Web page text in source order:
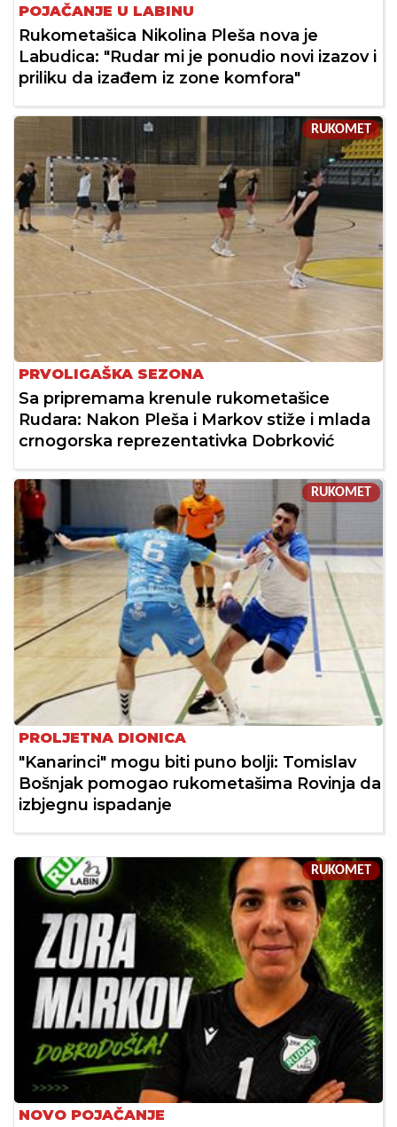
POJAČANJE U LABINU
Rukometašica Nikolina Pleša nova je
Labudica: "Rudar mi je ponudio novi izazov i
priliku da izađem iz zone komfora"
RUKOMET
PRVOLIGAŠKA SEZONA
Sa pripremama krenule rukometašice
Rudara: Nakon Pleša i Markov stiže i mlada
crnogorska reprezentativka Dobrković
RUKOMET
PROLJETNA DIONICA
"Kanarinci" mogu biti puno bolji: Tomislav
Bošnjak pomogao rukometašima Rovinja da
izbjegnu ispadanje
RUKOMET
NOVO POJAČANJE